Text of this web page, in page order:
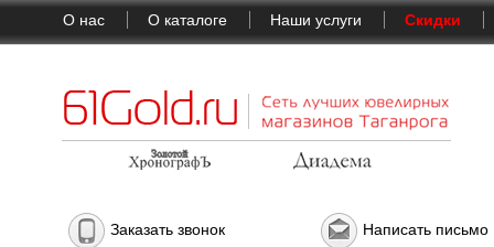
О нас О каталоге Наши услуги Скидки
Заказать звонок Написать письмо